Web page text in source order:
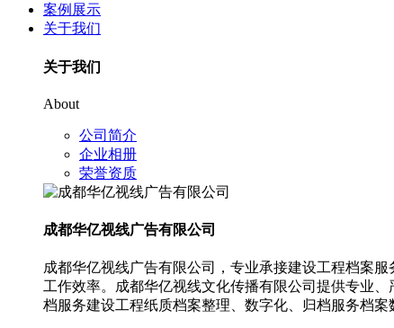
案例展示
关于我们
关于我们
About
公司简介
企业相册
荣誉资质
成都华亿视线广告有限公司
成都华亿视线广告有限公司，专业承接建设工程档案
工作效率。成都华亿视线文化传播有限公司提供专业
档服务建设工程纸质档案整理、数字化、归档服务档案